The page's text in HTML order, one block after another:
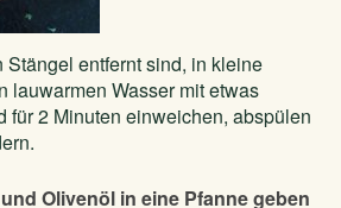
Stängel entfernt sind, in kleine
lauwarmen Wasser mit etwas
für 2 Minuten einweichen, abspülen
Olivenöl in eine Pfanne geben